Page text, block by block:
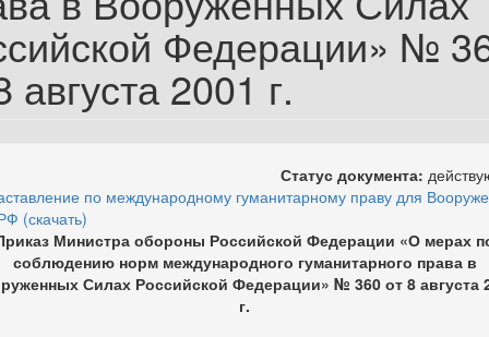
Федерации» №
августа 2001 г.
Статус документа:
по международному гуманитарному праву для
(скачать)
Министра обороны Российской Федерации «О мерах
соблюдению норм международного гуманитарного права в
Силах Российской Федерации» № 360 от 8 августа
г.